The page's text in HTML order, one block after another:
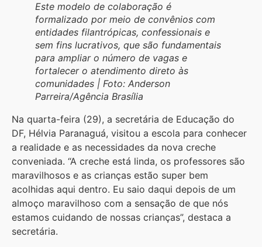
Este modelo de colaboração é
formalizado por meio de convênios com
entidades filantrópicas, confessionais e
sem fins lucrativos, que são fundamentais
para ampliar o número de vagas e
fortalecer o atendimento direto às
comunidades | Foto: Anderson
Parreira/Agência Brasília
Na quarta-feira (29), a secretária de Educação do
DF, Hélvia Paranaguá, visitou a escola para conhecer
a realidade e as necessidades da nova creche
conveniada. “A creche está linda, os professores são
maravilhosos e as crianças estão super bem
acolhidas aqui dentro. Eu saio daqui depois de um
almoço maravilhoso com a sensação de que nós
estamos cuidando de nossas crianças”, destaca a
secretária.